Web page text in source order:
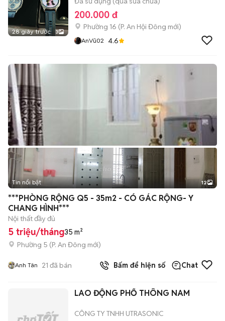
28 giây trước 3
200.000 đ
Phường 16 (P. An Hội Đông mới)
AnVũ02 4.6
+2
Tin nổi bật 12
***PHÒNG RỘNG Q5 - 35m2 - CÓ GÁC RỘNG- Y
CHANG HÌNH***
Nội thất đầy đủ
5 triệu/tháng35 m²
Phường 5 (P. An Đông mới)
Anh Tân 21 đã bán Bấm để hiện số Chat
LAO ĐỘNG PHỔ THÔNG NAM
CÔNG TY TNHH UTRASONIC